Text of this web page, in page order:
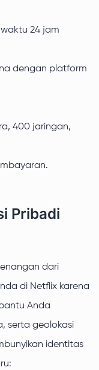
24 jam
dengan platform
400 jaringan,
Pribadi
dari
di Netflix karena
Anda
serta geolokasi
identitas